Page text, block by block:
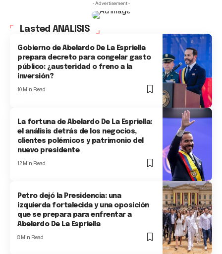
- Advertisement -
Lasted ANALISIS
Gobierno de Abelardo De La Espriella
prepara decreto para congelar gasto
público: ¿austeridad o freno a la
inversión?
10 Min Read
La fortuna de Abelardo De La Espriella:
el análisis detrás de los negocios,
clientes polémicos y patrimonio del
nuevo presidente
12 Min Read
Petro dejó la Presidencia: una
izquierda fortalecida y una oposición
que se prepara para enfrentar a
Abelardo De La Espriella
8 Min Read